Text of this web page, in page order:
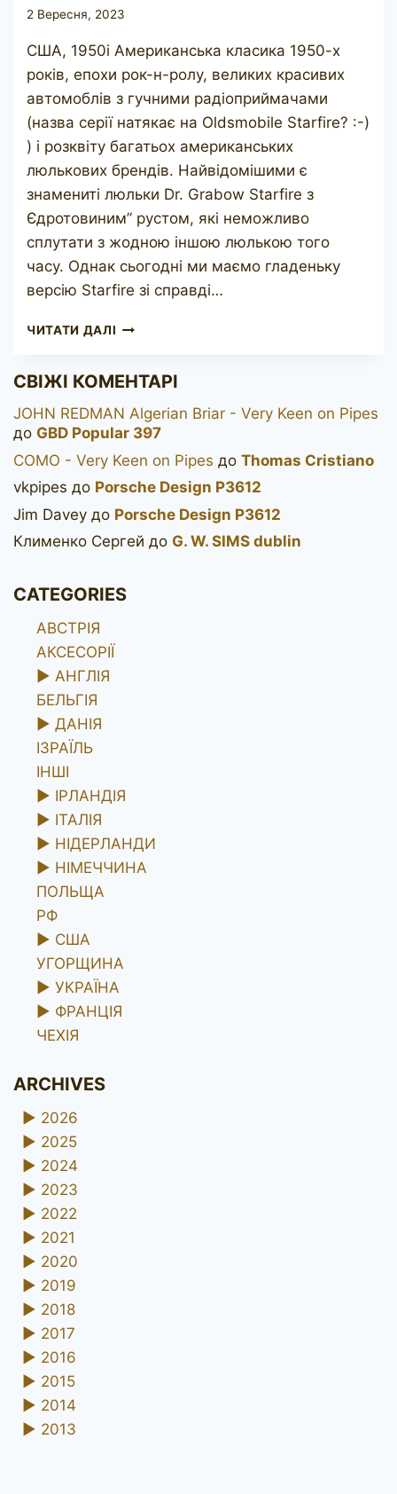
2 Вересня, 2023
США, 1950і Американська класика 1950-х
років, епохи рок-н-ролу, великих красивих
автомоблів з гучними радіоприймачами
(назва серії натякає на Oldsmobile Starfire? :-)​
) і розквіту багатьох американських
люлькових брендів. Найвідомішими є
знамениті люльки Dr. Grabow Starfire з
Єдротовиним” рустом, які неможливо
сплутати з жодною іншою люлькою того
часу. Однак сьогодні ми маємо гладеньку
версію Starfire зі справді…
ЧИТАТИ ДАЛІ DR.
SMOOTH
СВІЖІ КОМЕНТАРІ
JOHN REDMAN Algerian Briar - Very Keen on Pipes
до GBD Popular 397
COMO - Very Keen on Pipes до Thomas Cristiano
vkpipes до Porsche Design P3612
Jim Davey до Porsche Design P3612
Клименко Сергей до G. W. SIMS dublin
CATEGORIES
АВСТРІЯ
АКСЕСОРІЇ
► АНГЛІЯ
БЕЛЬГІЯ
► ДАНІЯ
ІЗРАЇЛЬ
ІНШІ
► ІРЛАНДІЯ
► ІТАЛІЯ
► НІДЕРЛАНДИ
► НІМЕЧЧИНА
ПОЛЬЩА
РФ
► США
УГОРЩИНА
► УКРАЇНА
► ФРАНЦІЯ
ЧЕХІЯ
ARCHIVES
► 2026
► 2025
► 2024
► 2023
► 2022
► 2021
► 2020
► 2019
► 2018
► 2017
► 2016
► 2015
► 2014
► 2013